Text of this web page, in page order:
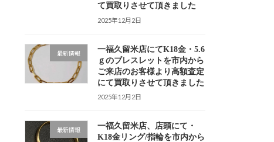
て買取りさせて頂きました
2025年12月2日
最新情報
一福久留米店にてK18金・5.6
ｇのブレスレットを市内から
ご来店のお客様より高額査定
にて買取りさせて頂きました
2025年12月2日
最新情報
一福久留米店、店頭にて・
K18金リング/指輪を市内から